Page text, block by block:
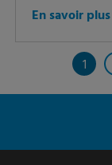
En savoir plus
1